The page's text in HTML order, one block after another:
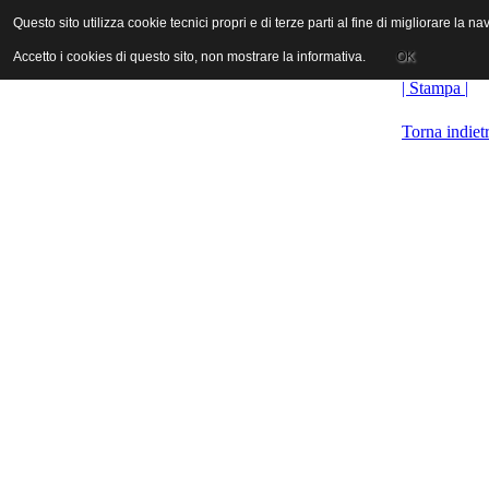
ANICA | Associazione Nazionale Industrie Cinematografiche
| Stampa |
Torna
Questo sito utilizza cookie tecnici propri e di terze parti al fine di migliorare la
Accetto i cookies di questo sito, non mostrare la informativa. OK
Questo sito utilizza cookie tecnici propri e di terze parti al fine di migliorare la
Accetto i cookies di questo sito, non mostrare la informativa. OK